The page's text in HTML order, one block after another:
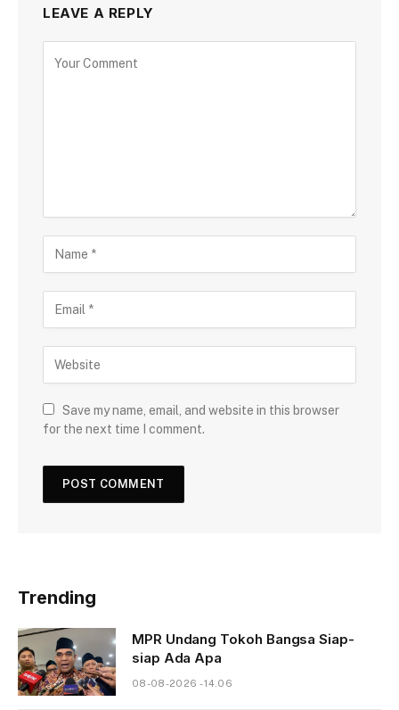
LEAVE A REPLY
Save my name, email, and website in this browser
for the next time I comment.
Trending
MPR Undang Tokoh Bangsa Siap-
siap Ada Apa
08-08-2026 - 14.06